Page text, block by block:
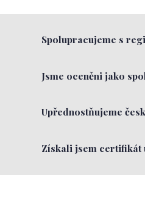
Spolupracujeme s
Jsme oceněni jako
Upřednostňujeme
Získali jsem certifikát